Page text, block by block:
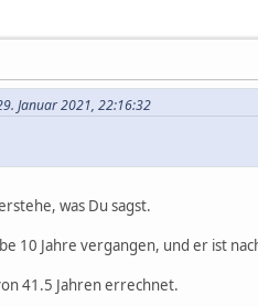
Januar 2021, 22:16:32
was Du sagst.
10 Jahre vergangen, und er ist
41.5 Jahren errechnet.